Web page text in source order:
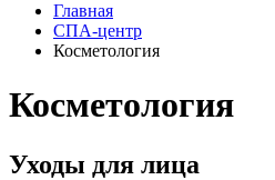
Главная
СПА-центр
Косметология
Косметология
Уходы для лица